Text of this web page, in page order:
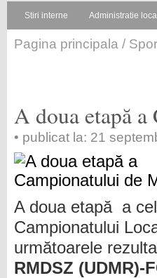
Stiri interne Administratie
Pagina principala /
A doua etapă
• publicat la: 21
A doua etapă a
Campionatului
următoarele
RMDSZ (UDMR)-